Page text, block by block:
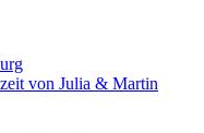
von Julia & Martin